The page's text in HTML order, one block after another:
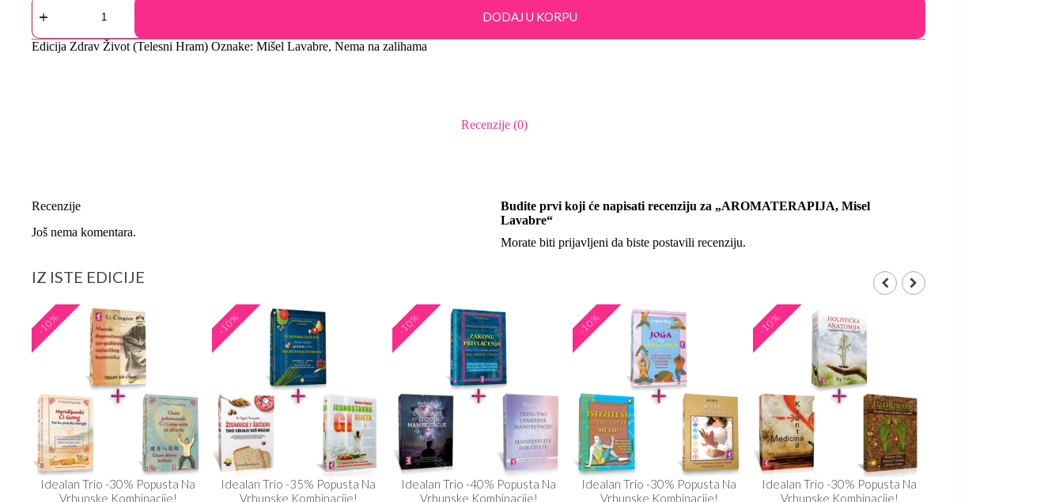
DODAJ U KORPU
Edicija Zdrav Život (Telesni Hram) Oznake: Mišel Lavabre, Nema na zalihama
Recenzije (0)
Recenzije
Još nema komentara.
Budite prvi koji će napisati recenziju za „AROMATERAPIJA, Misel
Lavabre“
Morate bitiprijavljeni da biste postavili recenziju.
IZ ISTE EDICIJE
-10%
Idealan Trio -30% Popusta Na
Vrhunske Kombinacije!
-10%
Idealan Trio -35% Popusta Na
Vrhunske Kombinacije!
-10%
Idealan Trio -40% Popusta Na
Vrhunske Kombinacije!
-10%
Idealan Trio -30% Popusta Na
Vrhunske Kombinacije!
-10%
Idealan Trio -30% Popusta Na
Vrhunske Kombinacije!